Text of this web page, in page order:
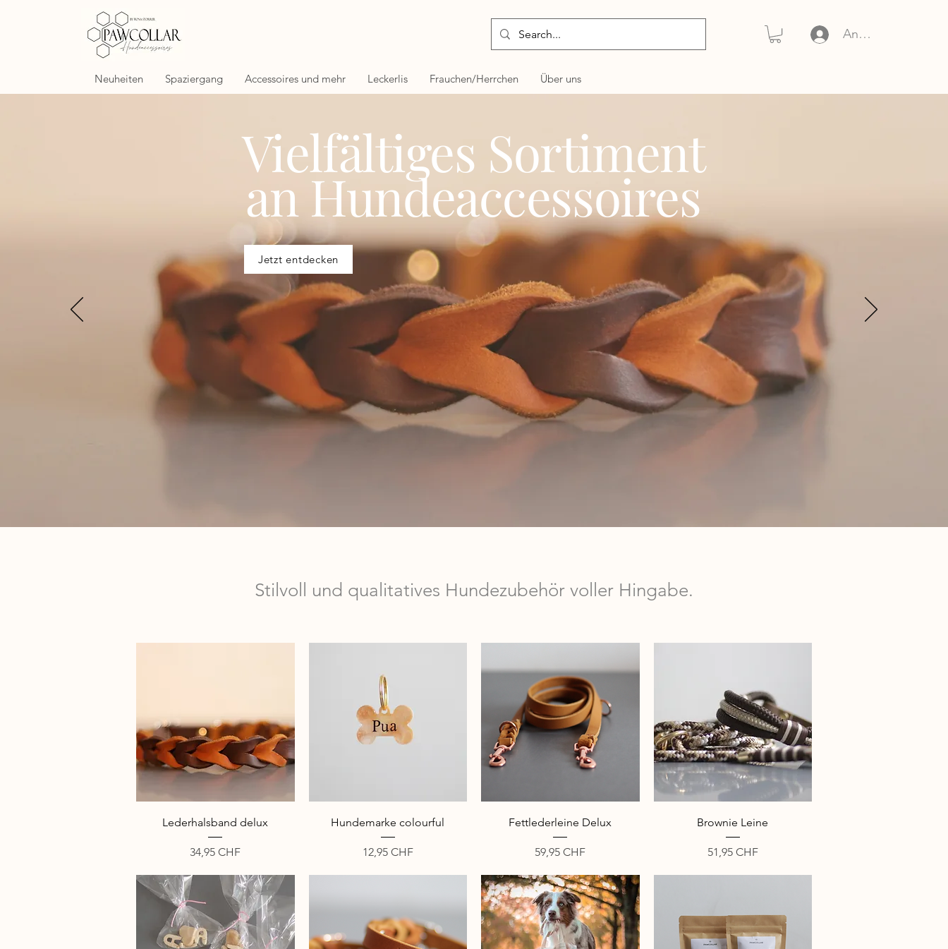
Anmelden
Neuheiten Spaziergang Accessoires und mehr Leckerlis Frauchen/Herrchen Über uns
Vielfältiges Sortiment
an Hundeaccessoires
Jetzt entdecken
Stilvoll und qualitatives Hundezubehör voller Hingabe.
Schnellansicht
Lederhalsband delux
Preis
34,95 CHF
Schnellansicht
Hundemarke colourful
Preis
12,95 CHF
Schnellansicht
Fettlederleine Delux
Preis
59,95 CHF
Schnellansicht
Brownie Leine
Preis
51,95 CHF